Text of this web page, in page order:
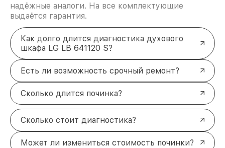
надёжные аналоги. На все комплектующие
выдаётся гарантия.
Как долго длится диагностика духового
шкафа LG LB 641120 S?
Есть ли возможность срочный ремонт?
Сколько длится починка?
Сколько стоит диагностика?
Может ли измениться стоимость починки?